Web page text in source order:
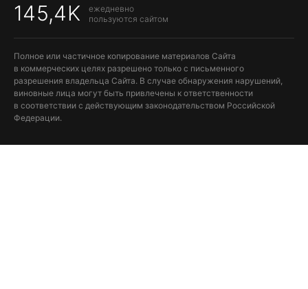
145,4K
ежедневно
пользуются сайтом
Полное или частичное копирование материалов Сайта
в коммерческих целях разрешено только с письменного
разрешения владельца Сайта. В случае обнаружения нарушений,
виновные лица могут быть привлечены к ответственности
в соответствии с действующим законодательством Российской
Федерации.